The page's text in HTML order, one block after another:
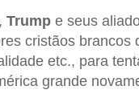
Trumpe seus
cristãos brancos
etc., para
grande